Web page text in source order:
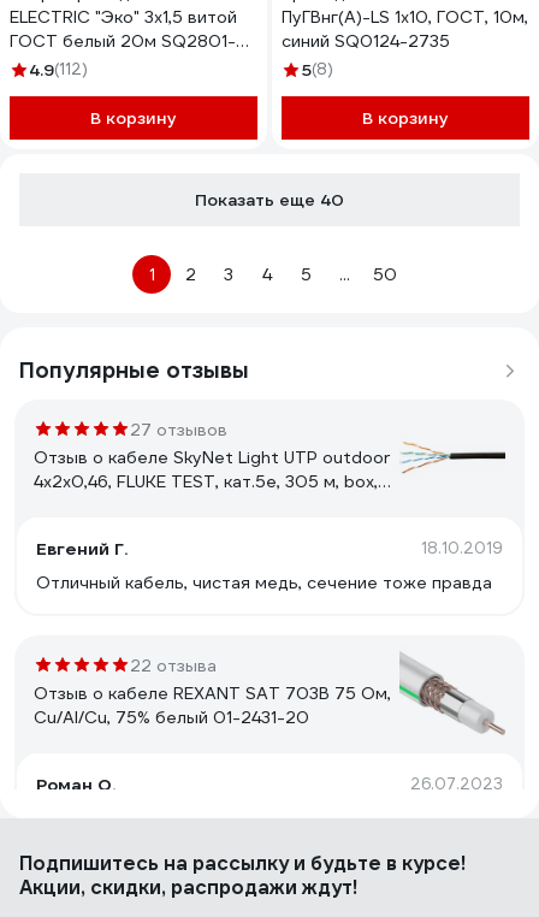
ELECTRIC "Эко" 3x1,5 витой
ГОСТ белый 20м SQ2801-
0203
4.9(112)
В корзину
ПуГВнг(А)-LS 1x10, ГОСТ, 10м,
синий SQ0124-2735
5(8)
В корзину
Показать еще 40
1 2 3 4 5 ... 50
Популярные отзывы
27 отзывов
Отзыв о кабеле SkyNet Light UTP outdoor
4x2x0,46, FLUKE TEST, кат.5e, 305 м, box,
Евгений Г.
18.10.2019
Отличный кабель, чистая медь, сечение тоже правда
22 отзыва
Отзыв о кабеле REXANT SAT 703B 75 Ом,
Cu/Al/Cu, 75% белый 01-2431-20
Роман О. 26.07.2023
цена/качество
10 отзывов
Подпишитесь на рассылкуи будьте в курсе!
Акции, скидки, распродажи ждут!